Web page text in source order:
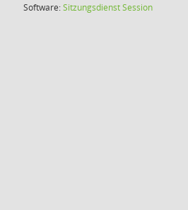
Software:SitzungsdienstSession(Wird in